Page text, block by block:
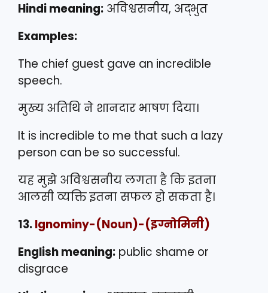
Hindi meaning: अविश्वसनीय, अद्भुत
Examples:
The chief guest gave an incredible
speech.
मुख्य अतिथि ने शानदार भाषण दिया।
It is incredible to me that such a lazy
person can be so successful.
यह मुझे अविश्वसनीय लगता है कि इतना
आलसी व्यक्ति इतना सफल हो सकता है।
13.Ignominy-(Noun)-(इग्नोमिनी)
English meaning: public shame or
disgrace